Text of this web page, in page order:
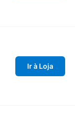
Ir à Loja